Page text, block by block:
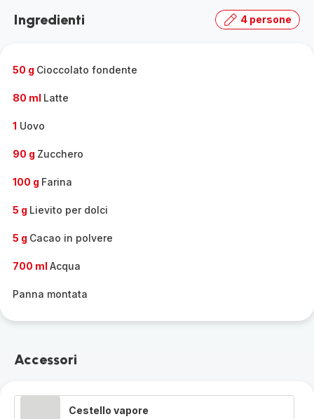
la
Ingredienti 4 persone
50 g Cioccolato fondente
80 ml Latte
1 Uovo
90 g Zucchero
100 g Farina
5 g Lievito per dolci
5 g Cacao in polvere
700 ml Acqua
Panna montata
Accessori
Cestello vapore